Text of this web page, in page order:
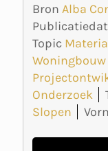
Bron Alba
Topic
Woningbouw
Onderzoek
Slopen